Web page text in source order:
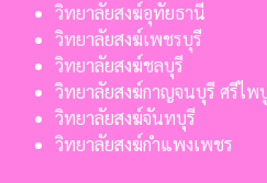
วิทยาลัยสงฆ์อุทัยธานี
วิทยาลัยสงฆ์เพชรบุรี
วิทยาลัยสงฆ์ชลบุรี
วิทยาลัยสงฆ์กาญจนบุรี ศรีไพ
วิทยาลัยสงฆ์จันทบุรี
วิทยาลัยสงฆ์กำแพงเพชร